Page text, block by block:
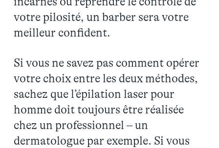
votre pilosité, un barber sera votre
meilleur confident.
Si vous ne savez pas comment opérer
votre choix entre les deux méthodes,
sachez que l’épilation laser pour
homme doit toujours être réalisée
chez un professionnel – un
dermatologue par exemple. Si vous